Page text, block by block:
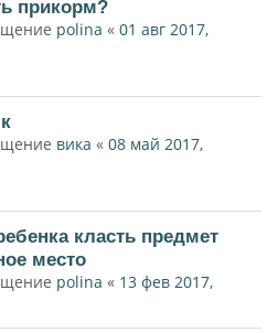
прикорм?
polina « 01 авг 2017,
вика « 08 май 2017,
класть предмет
место
polina « 13 фев 2017,